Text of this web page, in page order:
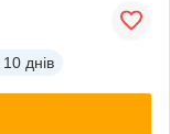
10 днів